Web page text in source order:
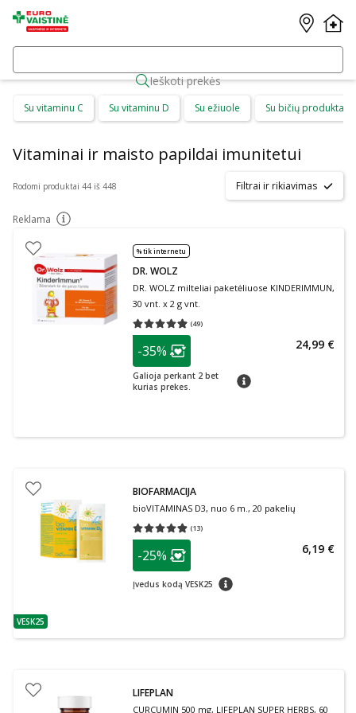
Ieškoti prekės
Su vitaminu C Su vitaminu D Su ežiuole Su bičių produktais
Vitaminai ir maisto papildai imunitetui
Rodomi produktai 44 iš 448 Filtrai ir rikiavimas
Reklama patarimas
% tik internetu
DR. WOLZ
DR. WOLZ milteliai paketėliuose KINDERIMMUN,
30 vnt. x 2 g vnt.
(49)
Vidutinis įvertinimas 4.94
patarimas
Lojalumo klubo narių nuolaida
-35%
Galioja perkant 2 bet
kurias prekes.
patarimas
24,99 €
patarimas
VESK25
BIOFARMACIJA
bioVITAMINAS D3, nuo 6 m., 20 pakelių
(13)
Vidutinis įvertinimas 4.85
patarimas
Lojalumo klubo narių nuolaida
-25%
Įvedus kodą VESK25 patarimas
6,19 €
LIFEPLAN
CURCUMIN 500 mg, LIFEPLAN SUPER HERBS, 60